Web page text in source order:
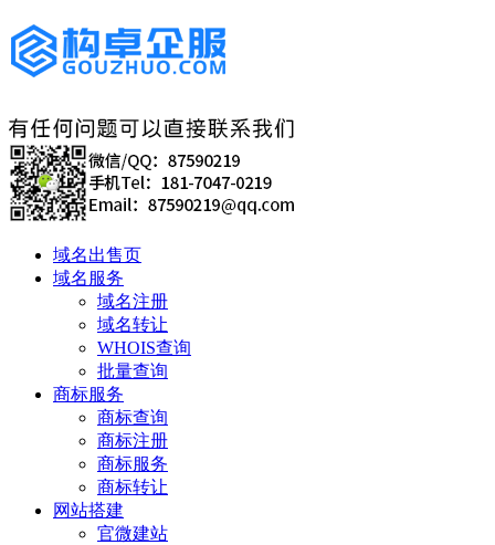
域名出售页
域名服务
域名注册
域名转让
WHOIS查询
批量查询
商标服务
商标查询
商标注册
商标服务
商标转让
网站搭建
官微建站